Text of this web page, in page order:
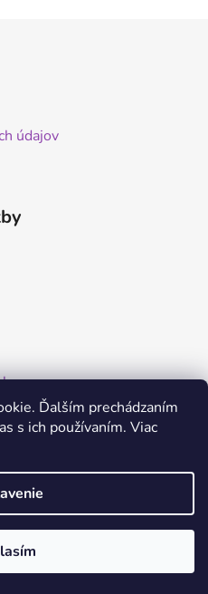
Ďalším prechádzaním
s ich používaním. Viac
i
e
v
k
údajov
Shoptet
. Všetky práva vyhradené.